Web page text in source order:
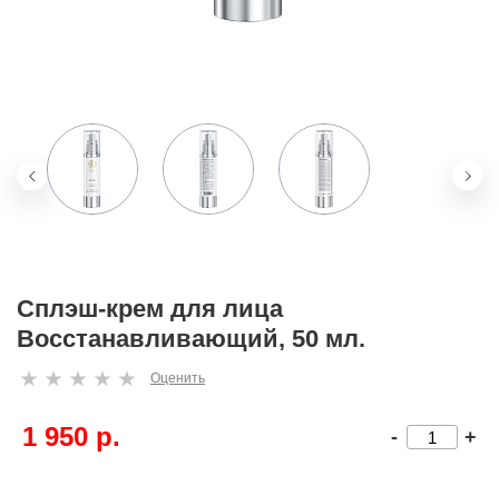
Сплэш-крем для лица
Восстанавливающий, 50 мл.
Оценить
1 950 р. - +